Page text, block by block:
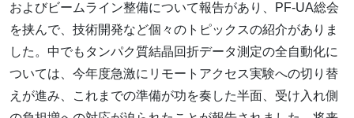
およびビームライン整備について報告があり、PF-UA総会
を挟んで、技術開発など個々のトピックスの紹介がありま
した。中でもタンパク質結晶回折データ測定の全自動化に
ついては、今年度急激にリモートアクセス実験への切り替
えが進み、これまでの準備が功を奏した半面、受け入れ側